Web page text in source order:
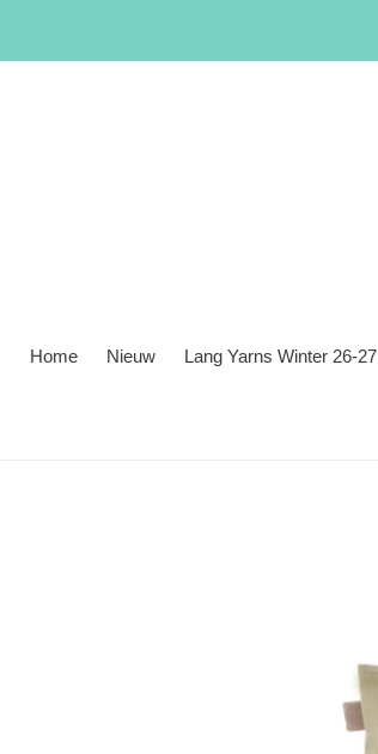
de
Home Nieuw Lang Yarns Winter 26-27